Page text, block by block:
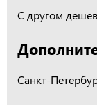
С другом
Санкт-